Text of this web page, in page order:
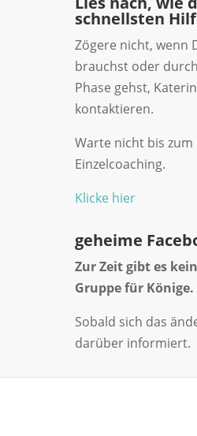
schnellsten
Zögere nicht, wenn
brauchst oder
Phase gehst,
kontaktieren.
Warte nicht bis zum
Einzelcoaching.
Klicke hier
geheime
Zur Zeit gibt es
Gruppe für Könige.
Sobald sich das
darüber informiert.